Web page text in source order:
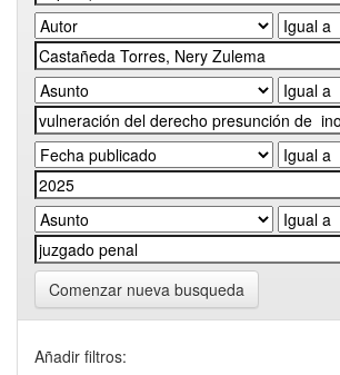
Comenzar nueva busqueda
Añadir filtros: